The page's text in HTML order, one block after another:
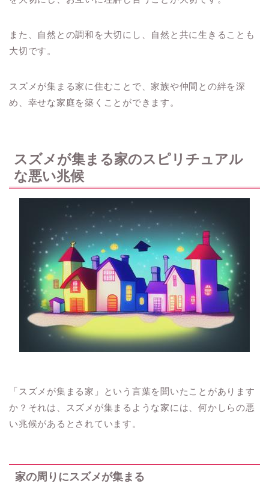
また、自然との調和を大切にし、自然と共に生きることも
大切です。
スズメが集まる家に住むことで、家族や仲間との絆を深
め、幸せな家庭を築くことができます。
スズメが集まる家のスピリチュアル
な悪い兆候
「スズメが集まる家」という言葉を聞いたことがあります
か？それは、スズメが集まるような家には、何かしらの悪
い兆候があるとされています。
家の周りにスズメが集まる